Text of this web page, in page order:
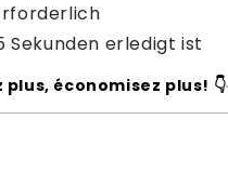
Sekunden erledigt ist
économisez plus! 👇